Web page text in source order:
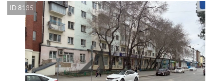
ID 8135